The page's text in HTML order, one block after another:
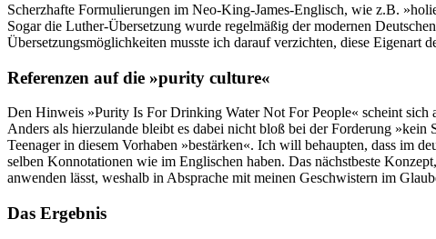
Scherzhafte Formulierungen im Neo-King-James-Englisch, wie z.B.
Sogar die Luther-Übersetzung wurde regelmäßig der modernen
Übersetzungsmöglichkeiten musste ich darauf verzichten, diese Eigenart
Referenzen auf die »purity culture«
Den Hinweis »Purity Is For Drinking Water Not For People« scheint
Anders als hierzulande bleibt es dabei nicht bloß bei der Forderung
Teenager in diesem Vorhaben »bestärken«. Ich will behaupten, dass im
selben Konnotationen wie im Englischen haben. Das nächstbeste
anwenden lässt, weshalb in Absprache mit meinen Geschwistern im
Das Ergebnis